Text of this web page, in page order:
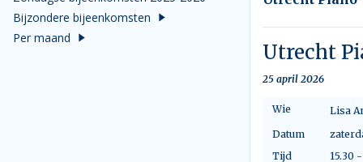
Bijzondere bijeenkomsten
Per maand
Utrecht
25 april 2026
Wie
Lisa
Datum
Tijd
15.30